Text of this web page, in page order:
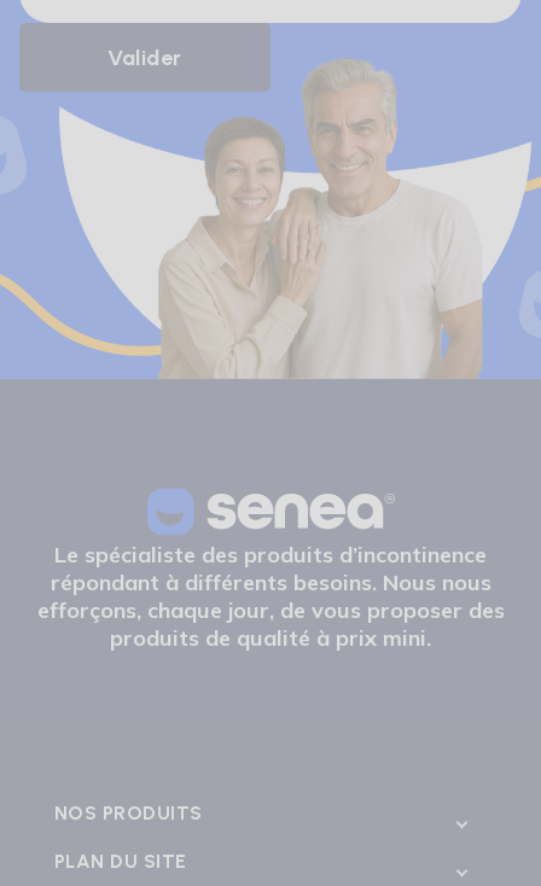
Le spécialiste des produits d’incontinence
répondant à différents besoins. Nous nous
efforçons, chaque jour, de vous proposer des
produits de qualité à prix mini.
NOS PRODUITS
PLAN DU SITE